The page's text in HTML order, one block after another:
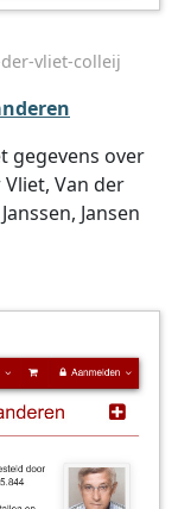
vliet-colleij
gegevens over
Van der
Jansen